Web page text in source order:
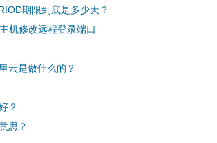
期限到底是多少天？
机修改远程登录端口
云是做什么的？
？
思？